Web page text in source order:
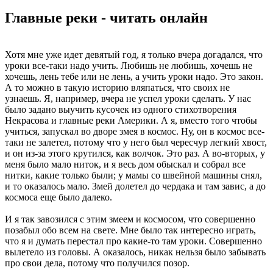
Главные реки - читать онлайн
Хотя мне уже идет девятый год, я только вчера догадался, что
уроки все-таки надо учить. Любишь не любишь, хочешь не
хочешь, лень тебе или не лень, а учить уроки надо. Это закон.
А то можно в такую историю вляпаться, что своих не
узнаешь. Я, например, вчера не успел уроки сделать. У нас
было задано выучить кусочек из одного стихотворения
Некрасова и главные реки Америки. А я, вместо того чтобы
учиться, запускал во дворе змея в космос. Ну, он в космос все-
таки не залетел, потому что у него был чересчур легкий хвост,
и он из-за этого крутился, как волчок. Это раз. А во-вторых, у
меня было мало ниток, и я весь дом обыскал и собрал все
нитки, какие только были; у мамы со швейной машины снял,
и то оказалось мало. Змей долетел до чердака и там завис, а до
космоса еще было далеко.
И я так завозился с этим змеем и космосом, что совершенно
позабыл обо всем на свете. Мне было так интересно играть,
что я и думать перестал про какие-то там уроки. Совершенно
вылетело из головы. А оказалось, никак нельзя было забывать
про свои дела, потому что получился позор.